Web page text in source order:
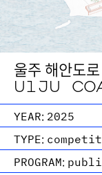
울주 해안도
UlJU
YEAR: 2025
TYPE:
PROGRAM: